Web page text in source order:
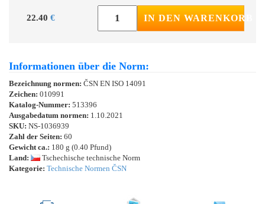
22.40 € IN DEN WARENKORB
Informationen über die Norm:
Bezeichnung normen: ČSN EN ISO 14091
Zeichen: 010991
Katalog-Nummer: 513396
Ausgabedatum normen: 1.10.2021
SKU: NS-1036939
Zahl der Seiten: 60
Gewicht ca.: 180 g (0.40 Pfund)
Land:
Tschechische technische Norm
Kategorie: Technische Normen ČSN